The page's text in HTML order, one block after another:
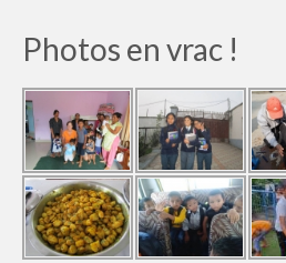
Photos en vrac !